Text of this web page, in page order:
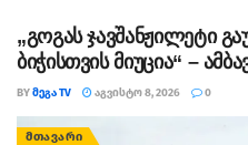
„გოგას ჯავშანჟილეტი
ბიჭისთვის მიუცია“ –
BYᲛᲔᲒᲐ TV ᲐᲒᲕᲘᲡᲢᲝ 8, 2026 0
ᲛᲗᲐᲕᲐᲠᲘ